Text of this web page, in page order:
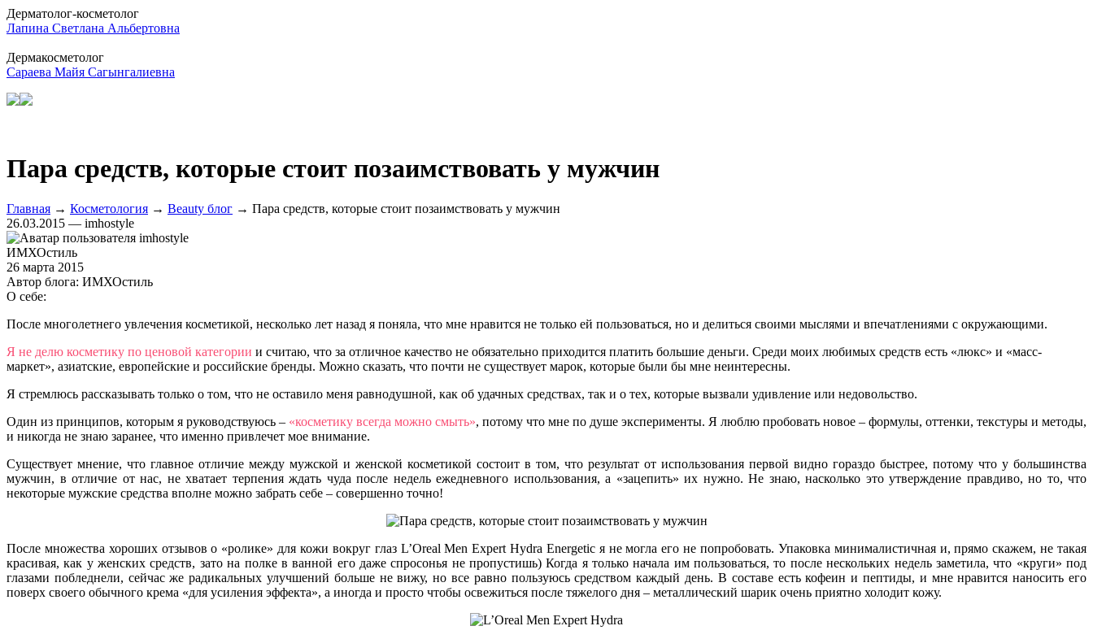
Дерматолог-косметолог
Лапина Светлана Альбертовна
Дермакосметолог
Сараева Майя Сагынгалиевна
Пара средств, которые стоит позаимствовать у мужчин
Главная → Косметология → Beauty блог → Пара средств, которые стоит позаимствовать у мужчин
26.03.2015 — imhostyle
ИМХОстиль
26 марта 2015
Автор блога: ИМХОстиль
О себе:
После многолетнего увлечения косметикой, несколько лет назад я поняла, что мне нравится не только ей пользоваться, но и делиться своими мыслями и впечатлениями с окружающими.
Я не делю косметику по ценовой категории и считаю, что за отличное качество не обязательно приходится платить большие деньги. Среди моих любимых средств есть «люкс» и «масс-
маркет», азиатские, европейские и российские бренды. Можно сказать, что почти не существует марок, которые были бы мне неинтересны.
Я стремлюсь рассказывать только о том, что не оставило меня равнодушной, как об удачных средствах, так и о тех, которые вызвали удивление или недовольство.
Один из принципов, которым я руководствуюсь – «косметику всегда можно смыть», потому что мне по душе эксперименты. Я люблю пробовать новое – формулы, оттенки, текстуры и методы,
и никогда не знаю заранее, что именно привлечет мое внимание.
Существует мнение, что главное отличие между мужской и женской косметикой состоит в том, что результат от использования первой видно гораздо быстрее, потому что у большинства
мужчин, в отличие от нас, не хватает терпения ждать чуда после недель ежедневного использования, а «зацепить» их нужно. Не знаю, насколько это утверждение правдиво, но то, что
некоторые мужские средства вполне можно забрать себе – совершенно точно!
После множества хороших отзывов о «ролике» для кожи вокруг глаз L’Oreal Men Expert Hydra Energetic я не могла его не попробовать. Упаковка минималистичная и, прямо скажем, не такая
красивая, как у женских средств, зато на полке в ванной его даже спросонья не пропустишь) Когда я только начала им пользоваться, то после нескольких недель заметила, что «круги» под
глазами побледнели, сейчас же радикальных улучшений больше не вижу, но все равно пользуюсь средством каждый день. В составе есть кофеин и пептиды, и мне нравится наносить его
поверх своего обычного крема «для усиления эффекта», а иногда и просто чтобы освежиться после тяжелого дня – металлический шарик очень приятно холодит кожу.